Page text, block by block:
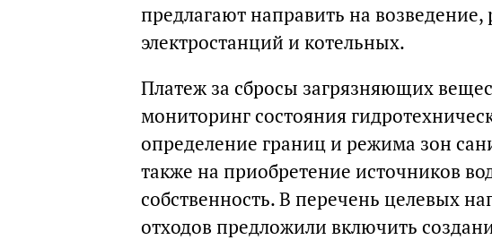
предлагают направить на
электростанций и котельных.
Платеж за сбросы загрязняющих
мониторинг состояния
определение границ и режима зон
также на приобретение источников
собственность. В перечень целевых
отходов предложили включить